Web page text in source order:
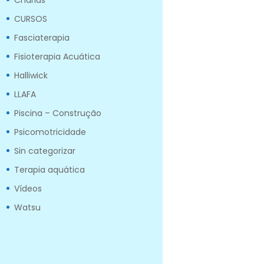
CURSOS
Fasciaterapia
Fisioterapia Acuática
Halliwick
LLAFA
Piscina – Construção
Psicomotricidade
Sin categorizar
Terapia aquática
Vídeos
Watsu